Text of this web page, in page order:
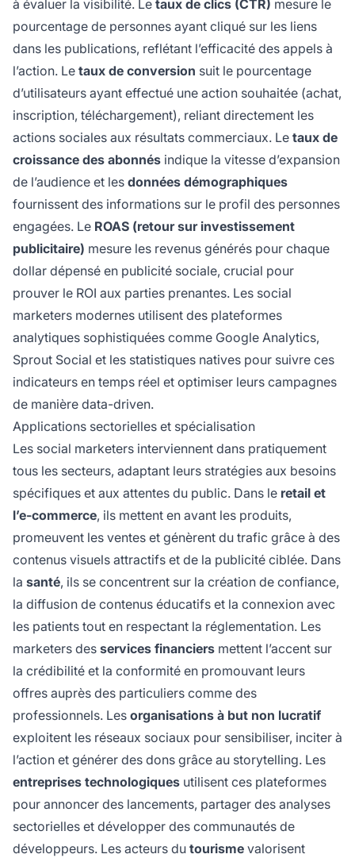
à évaluer la visibilité. Le taux de clics (CTR) mesure le
pourcentage de personnes ayant cliqué sur les liens
dans les publications, reflétant l’efficacité des appels à
l’action. Le taux de conversion suit le pourcentage
d’utilisateurs ayant effectué une action souhaitée (achat,
inscription, téléchargement), reliant directement les
actions sociales aux résultats commerciaux. Le taux de
croissance des abonnés indique la vitesse d’expansion
de l’audience et les données démographiques
fournissent des informations sur le profil des personnes
engagées. Le ROAS (retour sur investissement
publicitaire) mesure les revenus générés pour chaque
dollar dépensé en publicité sociale, crucial pour
prouver le ROI aux parties prenantes. Les social
marketers modernes utilisent des plateformes
analytiques sophistiquées comme Google Analytics,
Sprout Social et les statistiques natives pour suivre ces
indicateurs en temps réel et optimiser leurs campagnes
de manière data-driven.
Applications sectorielles et spécialisation
Les social marketers interviennent dans pratiquement
tous les secteurs, adaptant leurs stratégies aux besoins
spécifiques et aux attentes du public. Dans le retail et
l’e-commerce, ils mettent en avant les produits,
promeuvent les ventes et génèrent du trafic grâce à des
contenus visuels attractifs et de la publicité ciblée. Dans
la santé, ils se concentrent sur la création de confiance,
la diffusion de contenus éducatifs et la connexion avec
les patients tout en respectant la réglementation. Les
marketers des services financiers mettent l’accent sur
la crédibilité et la conformité en promouvant leurs
offres auprès des particuliers comme des
professionnels. Les organisations à but non lucratif
exploitent les réseaux sociaux pour sensibiliser, inciter à
l’action et générer des dons grâce au storytelling. Les
entreprises technologiques utilisent ces plateformes
pour annoncer des lancements, partager des analyses
sectorielles et développer des communautés de
développeurs. Les acteurs du tourisme valorisent